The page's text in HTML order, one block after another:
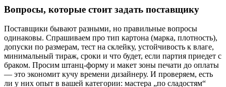
Вопросы, которые стоит задать поставщику
Поставщики бывают разными, но правильные вопросы
одинаковы. Спрашиваем про тип картона (марка, плотность),
допуски по размерам, тест на склейку, устойчивость к влаге,
минимальный тираж, сроки и что будет, если партия приедет с
браком. Просим штанц‑форму и макет зоны печати до оплаты
— это экономит кучу времени дизайнеру. И проверяем, есть
ли у них опыт в вашей категории: мастера „по сладостям“